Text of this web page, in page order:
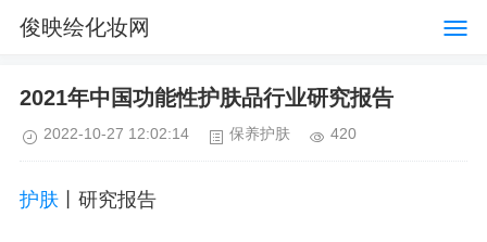
俊映绘化妆网
2021年中国功能性护肤品行业研究报告
2022-10-27 12:02:14 保养护肤 420
护肤 丨研究报告